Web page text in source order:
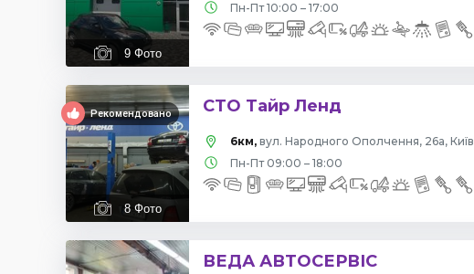
9 Фото
Пн-Пт 10:00 – 17:00
Рекомендовано
8 Фото
СТО Тайр Ленд
6км, вул. Народного Ополчення, 26а, Київ
Пн-Пт 09:00 – 18:00
ВЕДА АВТОСЕРВІС